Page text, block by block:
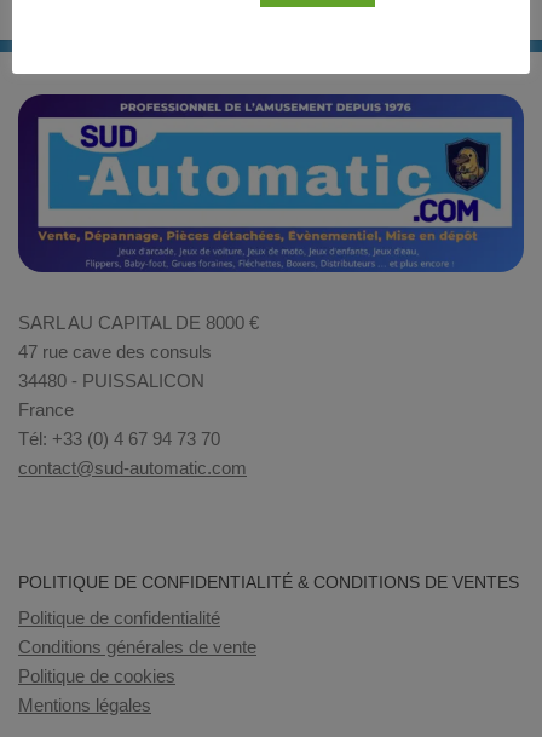
SARL AU CAPITAL DE 8000 €
47 rue cave des consuls
34480 - PUISSALICON
France
Tél: +33 (0) 4 67 94 73 70
contact@sud-automatic.com
POLITIQUE DE CONFIDENTIALITÉ & CONDITIONS DE VENTES
Politique de confidentialité
Conditions générales de vente
Politique de cookies
Mentions légales